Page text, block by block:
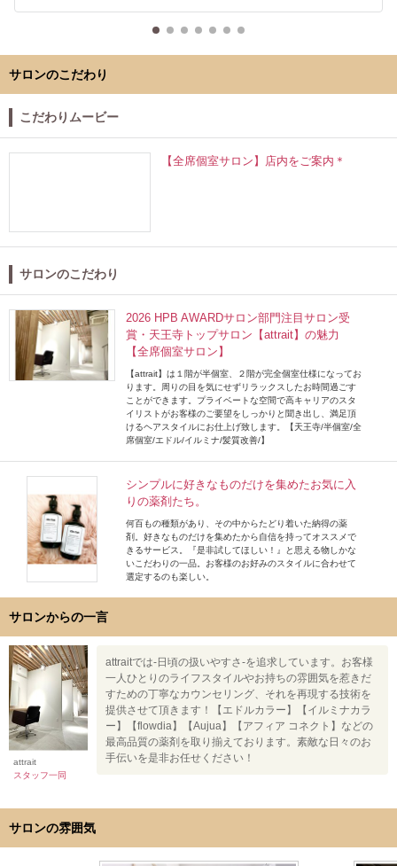
サロンのこだわり
こだわりムービー
【全席個室サロン】店内をご案内＊
サロンのこだわり
2026 HPB AWARDサロン部門注目サロン受
賞・天王寺トップサロン【attrait】の魅力
【全席個室サロン】
【attrait】は１階が半個室、２階が完全個室仕様になってお
ります。周りの目を気にせずリラックスしたお時間過ごす
ことができます。プライベートな空間で高キャリアのスタ
イリストがお客様のご要望をしっかりと聞き出し、満足頂
けるヘアスタイルにお仕上げ致します。【天王寺/半個室/全
席個室/エドル/イルミナ/髪質改善/】
シンプルに好きなものだけを集めたお気に入
りの薬剤たち。
何百もの種類があり、その中からたどり着いた納得の薬
剤。好きなものだけを集めたから自信を持ってオススメで
きるサービス。『是非試してほしい！』と思える物しかな
いこだわりの一品。お客様のお好みのスタイルに合わせて
選定するのも楽しい。
サロンからの一言
attrait
スタッフ一同
attraitでは-日頃の扱いやすさ-を追求しています。お客様
一人ひとりのライフスタイルやお持ちの雰囲気を惹きだ
すための丁寧なカウンセリング、それを再現する技術を
提供させて頂きます！【エドルカラー】【イルミナカラ
ー】【flowdia】【Aujua】【アフィア コネクト】などの
最高品質の薬剤を取り揃えております。素敵な日々のお
手伝いを是非お任せください！
サロンの雰囲気